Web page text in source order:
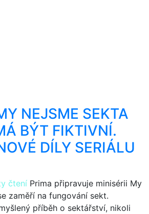
NEJSME SEKTA
BÝT FIKTIVNÍ.
DÍLY SERIÁLU
čtení Prima připravuje minisérii My
zaměří na fungování sekt.
příběh o sektářství, nikoli